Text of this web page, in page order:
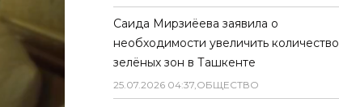
Саида Мирзиёева заявила о
необходимости увеличить количество
зелёных зон в Ташкенте
25.07.2026 04:37,ОБЩЕСТВО